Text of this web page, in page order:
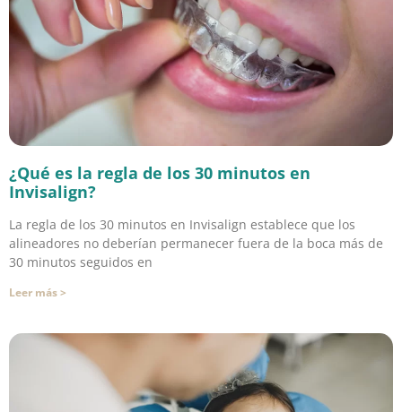
¿Qué es la regla de los 30 minutos en
Invisalign?
La regla de los 30 minutos en Invisalign establece que los
alineadores no deberían permanecer fuera de la boca más de
30 minutos seguidos en
Leer más >